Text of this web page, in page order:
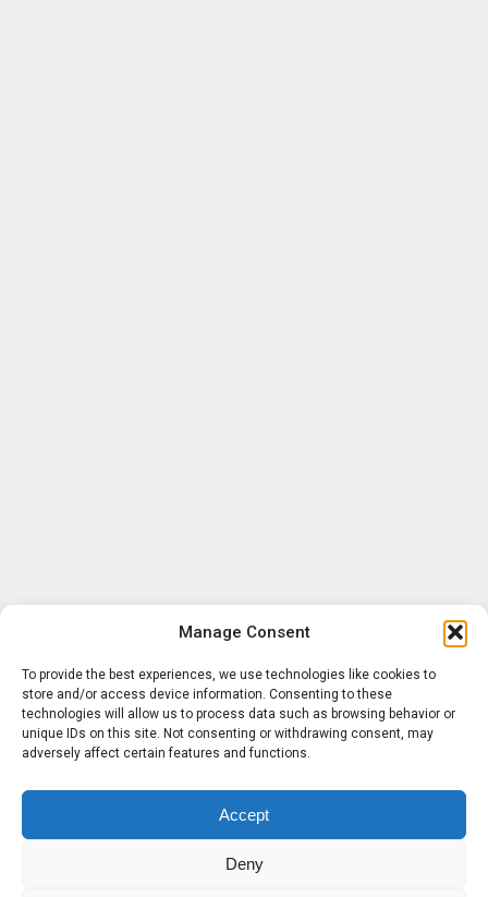
Manage Consent
To provide the best experiences, we use technologies like cookies to
store and/or access device information. Consenting to these
technologies will allow us to process data such as browsing behavior or
unique IDs on this site. Not consenting or withdrawing consent, may
adversely affect certain features and functions.
Accept
Deny